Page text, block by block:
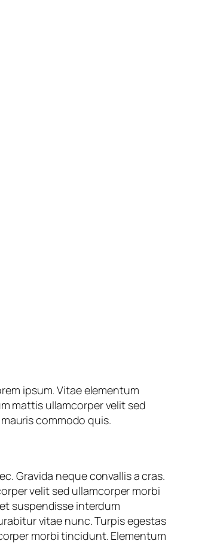
ipsum. Vitae elementum
mattis ullamcorper velit sed
commodo quis.
Gravida neque convallis a cras.
velit sed ullamcorper morbi
suspendisse interdum
vitae nunc. Turpis egestas
morbi tincidunt. Elementum